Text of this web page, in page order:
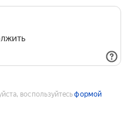
воспользуйтесьформой